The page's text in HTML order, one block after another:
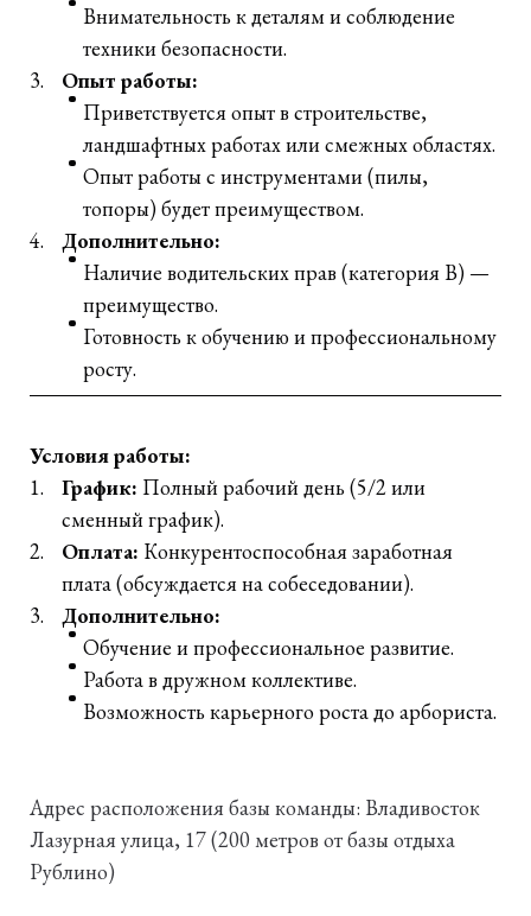
Внимательность к деталям и соблюдение
техники безопасности.
Опыт работы:
Приветствуется опыт в строительстве,
ландшафтных работах или смежных областях.
Опыт работы с инструментами (пилы,
топоры) будет преимуществом.
Дополнительно:
Наличие водительских прав (категория B) —
преимущество.
Готовность к обучению и профессиональному
росту.
Условия работы:
График: Полный рабочий день (5/2 или
сменный график).
Оплата: Конкурентоспособная заработная
плата (обсуждается на собеседовании).
Дополнительно:
Обучение и профессиональное развитие.
Работа в дружном коллективе.
Возможность карьерного роста до арбориста.
Адрес расположения базы команды: Владивосток
Лазурная улица, 17 (200 метров от базы отдыха
Рублино)